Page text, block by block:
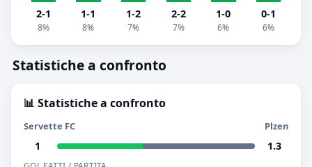
2-1
8%
1-1
8%
1-2
7%
2-2
7%
1-0
6%
0-1
6%
Statistiche a confronto
📊 Statistiche a confronto
Servette FC Plzen
1 1.3